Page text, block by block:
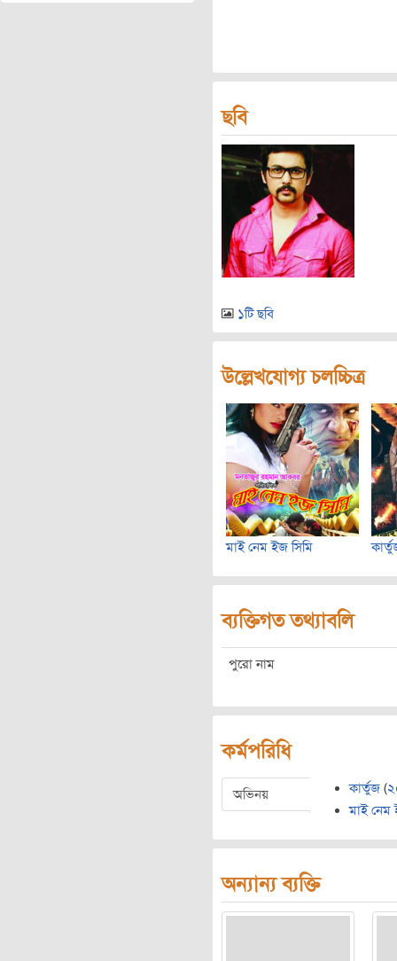
ছবি
১টি ছবি
উল্লেখযোগ্য চলচ্চিত্র
মাই নেম ইজ সিমি
ব্যক্তিগত তথ্যাবলি
পুরো নাম
কর্মপরিধি
অভিনয় কার্তুজ (
মাই নেম
অন্যান্য ব্যক্তি